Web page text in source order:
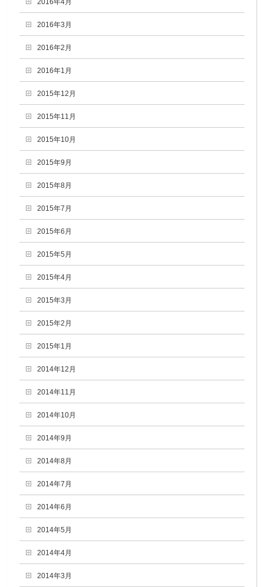
2016年4月
2016年3月
2016年2月
2016年1月
2015年12月
2015年11月
2015年10月
2015年9月
2015年8月
2015年7月
2015年6月
2015年5月
2015年4月
2015年3月
2015年2月
2015年1月
2014年12月
2014年11月
2014年10月
2014年9月
2014年8月
2014年7月
2014年6月
2014年5月
2014年4月
2014年3月